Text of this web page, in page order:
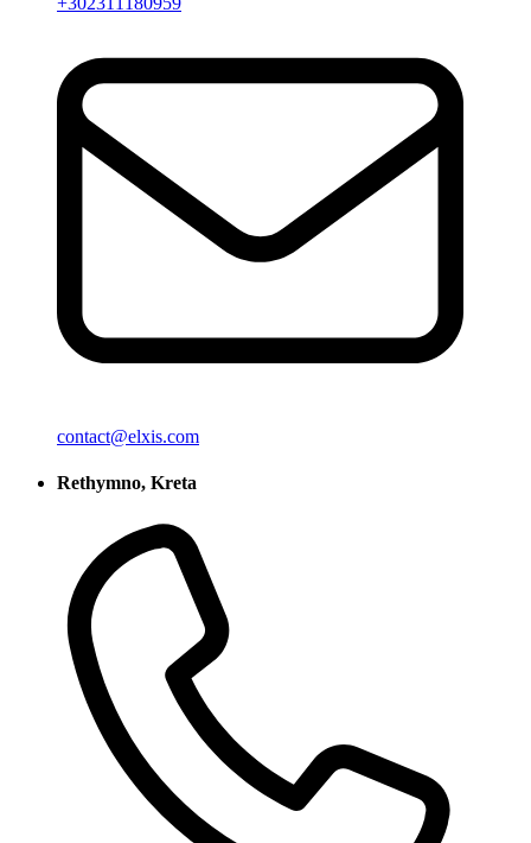
contact@elxis.com
Rethymno, Kreta